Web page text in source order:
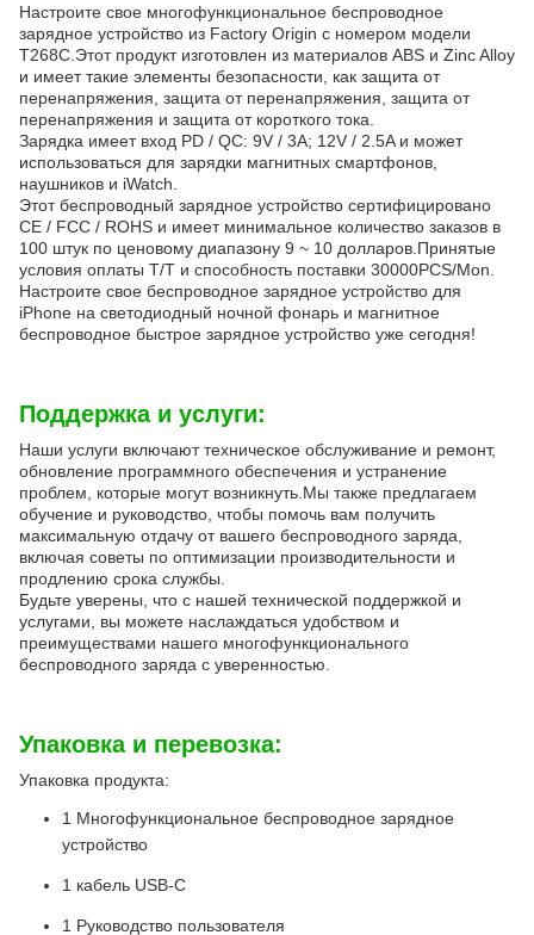
Настроите свое многофункциональное беспроводное
зарядное устройство из Factory Origin с номером модели
T268C.Этот продукт изготовлен из материалов ABS и Zinc Alloy
и имеет такие элементы безопасности, как защита от
перенапряжения, защита от перенапряжения, защита от
перенапряжения и защита от короткого тока.
Зарядка имеет вход PD / QC: 9V / 3A; 12V / 2.5A и может
использоваться для зарядки магнитных смартфонов,
наушников и iWatch.
Этот беспроводный зарядное устройство сертифицировано
CE / FCC / ROHS и имеет минимальное количество заказов в
100 штук по ценовому диапазону 9 ~ 10 долларов.Принятые
условия оплаты T/T и способность поставки 30000PCS/Mon.
Настроите свое беспроводное зарядное устройство для
iPhone на светодиодный ночной фонарь и магнитное
беспроводное быстрое зарядное устройство уже сегодня!
Поддержка и услуги:
Наши услуги включают техническое обслуживание и ремонт,
обновление программного обеспечения и устранение
проблем, которые могут возникнуть.Мы также предлагаем
обучение и руководство, чтобы помочь вам получить
максимальную отдачу от вашего беспроводного заряда,
включая советы по оптимизации производительности и
продлению срока службы.
Будьте уверены, что с нашей технической поддержкой и
услугами, вы можете наслаждаться удобством и
преимуществами нашего многофункционального
беспроводного заряда с уверенностью.
Упаковка и перевозка:
Упаковка продукта:
1 Многофункциональное беспроводное зарядное
устройство
1 кабель USB-C
1 Руководство пользователя